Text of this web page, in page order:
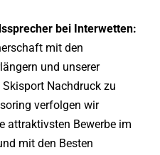
bei Interwetten:
mit den
und unserer
Nachdruck zu
verfolgen wir
attraktivsten Bewerbe im
mit den Besten